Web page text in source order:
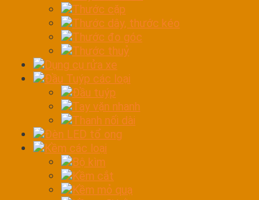
Thước cặp
Thước dây, thước kéo
Thước đo góc
Thước thuỷ
Dụng cụ rửa xe
Đầu Tuýp các loại
Đầu tuýp
Tay vặn nhanh
Thanh nối dài
Đèn LED tổ ong
Kềm các loại
Bộ kìm
Kềm cắt
Kềm mỏ quạ